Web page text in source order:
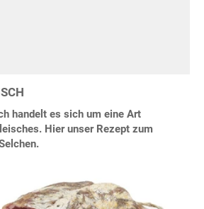
handelt es sich um eine Art
Hier unser Rezept zum